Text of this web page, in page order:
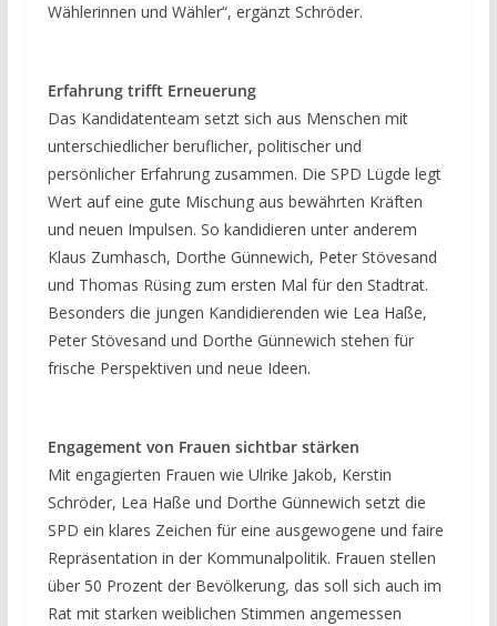
Wählerinnen und Wähler“, ergänzt Schröder.
Erfahrung trifft Erneuerung
Das Kandidatenteam setzt sich aus Menschen mit
unterschiedlicher beruflicher, politischer und
persönlicher Erfahrung zusammen. Die SPD Lügde legt
Wert auf eine gute Mischung aus bewährten Kräften
und neuen Impulsen. So kandidieren unter anderem
Klaus Zumhasch, Dorthe Günnewich, Peter Stövesand
und Thomas Rüsing zum ersten Mal für den Stadtrat.
Besonders die jungen Kandidierenden wie Lea Haße,
Peter Stövesand und Dorthe Günnewich stehen für
frische Perspektiven und neue Ideen.
Engagement von Frauen sichtbar stärken
Mit engagierten Frauen wie Ulrike Jakob, Kerstin
Schröder, Lea Haße und Dorthe Günnewich setzt die
SPD ein klares Zeichen für eine ausgewogene und faire
Repräsentation in der Kommunalpolitik. Frauen stellen
über 50 Prozent der Bevölkerung, das soll sich auch im
Rat mit starken weiblichen Stimmen angemessen